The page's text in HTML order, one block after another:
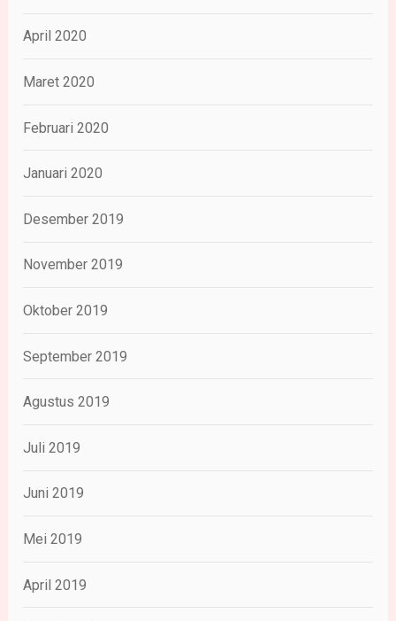
April 2020
Maret 2020
Februari 2020
Januari 2020
Desember 2019
November 2019
Oktober 2019
September 2019
Agustus 2019
Juli 2019
Juni 2019
Mei 2019
April 2019